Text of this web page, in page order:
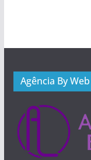
Agência By Web